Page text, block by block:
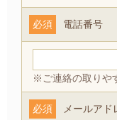
電話番号
必須
※ご連絡の取りや
メールアド
必須